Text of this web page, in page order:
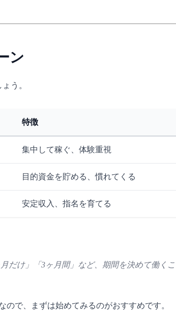
ン
う。
特徴
集中して稼ぐ、体験重視
目的資金を貯める、慣れてくる
安定収入、指名を育てる
だけ」「3ヶ月間」など、期間を決めて働
で、まずは始めてみるのがおすすめです。